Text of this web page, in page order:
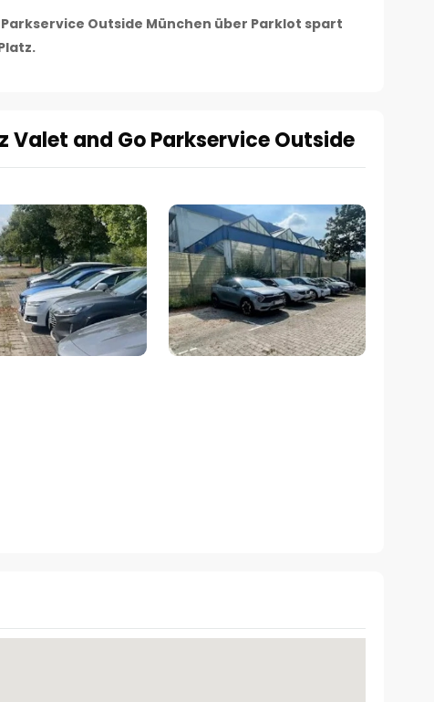
Outside München über Parklot spart
Valet and Go Parkservice Outside